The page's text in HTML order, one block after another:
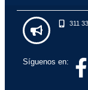
311
Síguenos en: